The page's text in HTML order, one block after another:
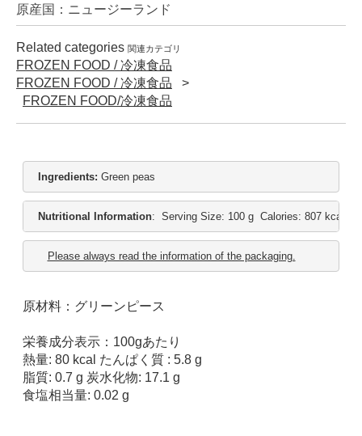
原産国：ニュージーランド
Related categories 関連カテゴリ
FROZEN FOOD / 冷凍食品
FROZEN FOOD / 冷凍食品
FROZEN FOOD/冷凍食品
Ingredients: Green peas
Nutritional Information:  Serving Size: 100 g  Calories: 807 kcal
Please always read the information of the packaging.
原材料：グリーンピース
栄養成分表示：100gあたり
熱量: 80 kcal たんぱく質 : 5.8 g
脂質: 0.7 g 炭水化物: 17.1 g
食塩相当量: 0.02 g